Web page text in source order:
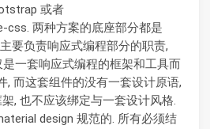
或者
两种方案的底座部分都是
要负责响应式编程部分的职责,
一套响应式编程的框架和工具而
, 而这套组件的没有一套设计原语,
, 也不应该绑定与一套设计风格.
design 规范的. 所有必须结